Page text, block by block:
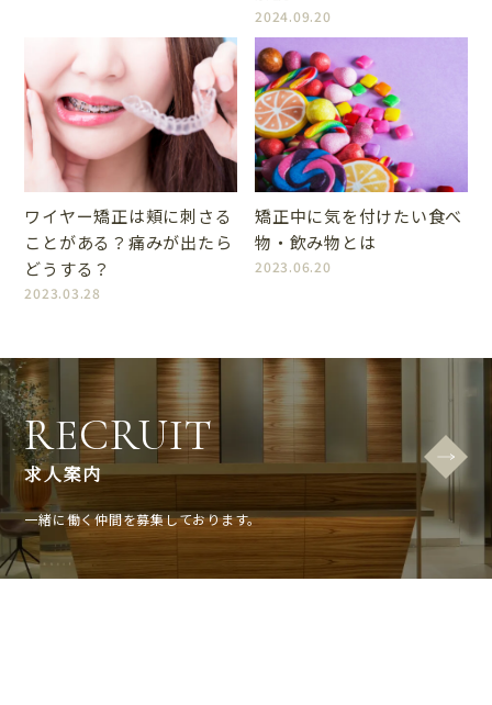
2024.09.20
ワイヤー矯正は頬に刺さる
ことがある？痛みが出たら
どうする？
2023.03.28
矯正中に気を付けたい食べ
物・飲み物とは
2023.06.20
RECRUIT
求人案内
一緒に働く仲間を募集しております。